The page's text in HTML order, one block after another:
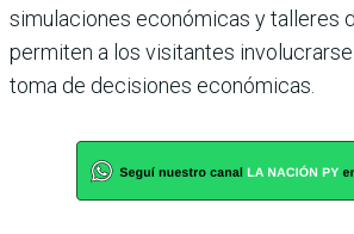
simulaciones económicas y talleres
permiten a los visitantes
toma de decisiones económicas.